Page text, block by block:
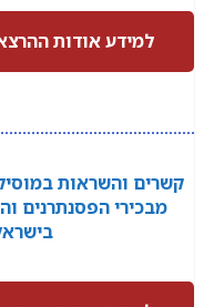
למידע אודות
קשרים והשראות
מבכירי הפסנתרנים